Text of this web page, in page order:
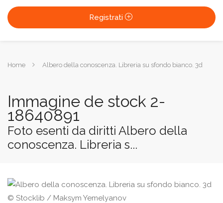
Registrati
TuHome Albero della conoscenza. Libreria su sfondo bianco. 3d
Immagine de stock 2-
18640891
Foto esenti da diritti Albero della
conoscenza. Libreria s...
© Stocklib / Maksym Yemelyanov